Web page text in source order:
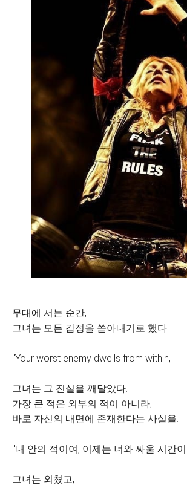
무대에 서는 순간,
그녀는 모든 감정을 쏟아내기로 했다.
"Your worst enemy dwells from within,"
그녀는 그 진실을 깨달았다.
가장 큰 적은 외부의 적이 아니라,
바로 자신의 내면에 존재한다는 사실을.
"내 안의 적이여, 이제는 너와 싸울 시간
그녀는 외쳤고,